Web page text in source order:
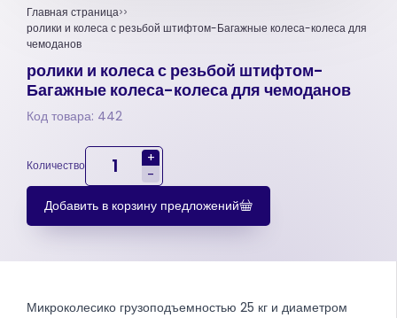
Главная страница
ролики и колеса с резьбой штифтом-Багажные колеса-колеса для
чемоданов
ролики и колеса с резьбой штифтом-
Багажные колеса-колеса для чемоданов
Код товара: 442
Количество
+
-
Добавить в корзину предложений
Микроколесико грузоподъемностью 25 кг и диаметром